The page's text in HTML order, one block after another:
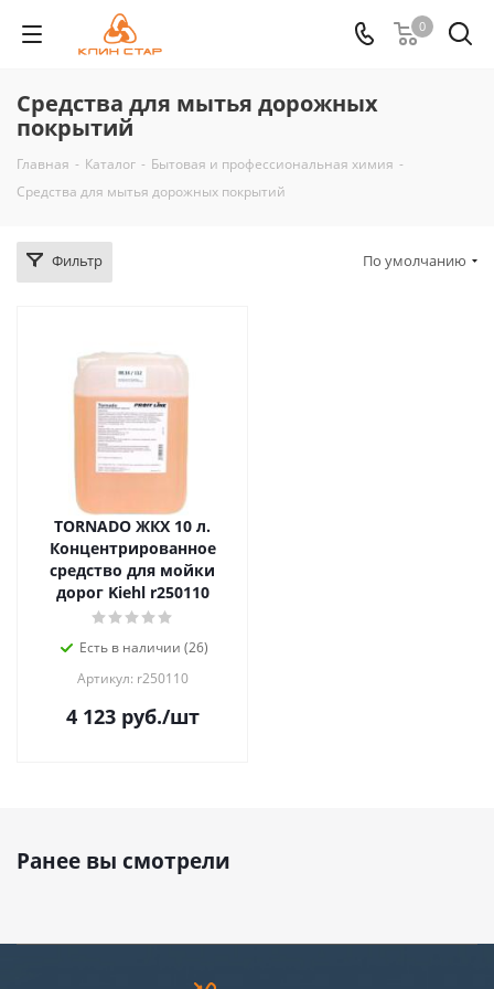
0
Средства для мытья дорожных
покрытий
Главная - Каталог - Бытовая и профессиональная химия -
Средства для мытья дорожных покрытий
Фильтр По умолчанию
TORNADO ЖКХ 10 л.
Концентрированное
средство для мойки
дорог Kiehl r250110
Есть в наличии (26)
Артикул: r250110
4 123руб./шт
Ранее вы смотрели